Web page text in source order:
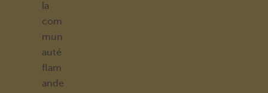
la
com
mun
auté
flam
ande